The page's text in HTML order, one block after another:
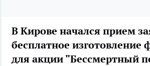
В Кирове начался прием
бесплатное изготовление
для акции "Бессмертный